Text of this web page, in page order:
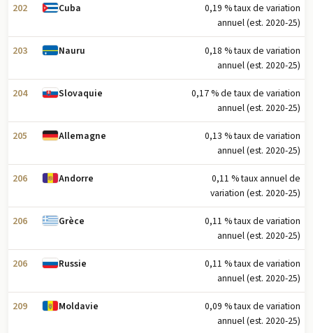
202 Cuba
0,19 % taux de variation
annuel (est. 2020-25)
203 Nauru
0,18 % taux de variation
annuel (est. 2020-25)
204 Slovaquie
0,17 % de taux de variation
annuel (est. 2020-25)
205 Allemagne
0,13 % taux de variation
annuel (est. 2020-25)
206 Andorre
0,11 % taux annuel de
variation (est. 2020-25)
206 Grèce
0,11 % taux de variation
annuel (est. 2020-25)
206 Russie
0,11 % taux de variation
annuel (est. 2020-25)
209 Moldavie
0,09 % taux de variation
annuel (est. 2020-25)